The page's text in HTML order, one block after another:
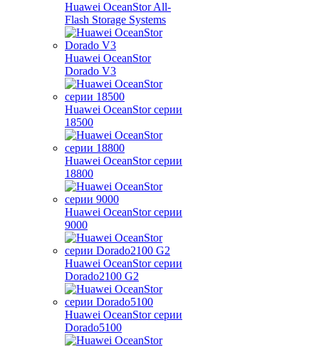
Huawei OceanStor All-
Flash Storage Systems
Huawei OceanStor
Dorado V3
Huawei OceanStor серии
18500
Huawei OceanStor серии
18800
Huawei OceanStor серии
9000
Huawei OceanStor серии
Dorado2100 G2
Huawei OceanStor серии
Dorado5100